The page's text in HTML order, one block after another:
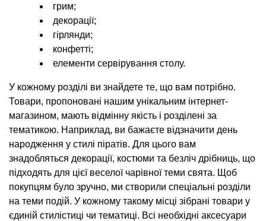
грим;
декорації;
гірлянди;
конфетті;
елементи сервірування столу.
У кожному розділі ви знайдете те, що вам потрібно.
Товари, пропоновані нашим унікальним інтернет-
магазином, мають відмінну якість і розділені за
тематикою. Наприклад, ви бажаєте відзначити день
народження у стилі піратів. Для цього вам
знадобляться декорації, костюми та безліч дрібниць, що
підходять для цієї веселої чарівної теми свята. Щоб
покупцям було зручно, ми створили спеціальні розділи
на теми подій. У кожному такому місці зібрані товари у
єдиній стилістиці чи тематиці. Всі необхідні аксесуари